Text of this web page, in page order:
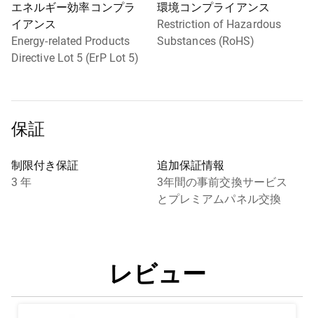
エネルギー効率コンプラ
イアンス
Energy-related Products
Directive Lot 5 (ErP Lot 5)
環境コンプライアンス
Restriction of Hazardous
Substances (RoHS)
保証
制限付き保証
3 年
追加保証情報
3年間の事前交換サービス
とプレミアムパネル交換
レビュー